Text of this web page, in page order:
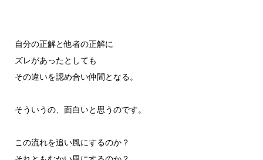
自分の正解と他者の正解に
ズレがあったとしても
その違いを認め合い仲間となる。
そういうの、面白いと思うのです。
この流れを追い風にするのか？